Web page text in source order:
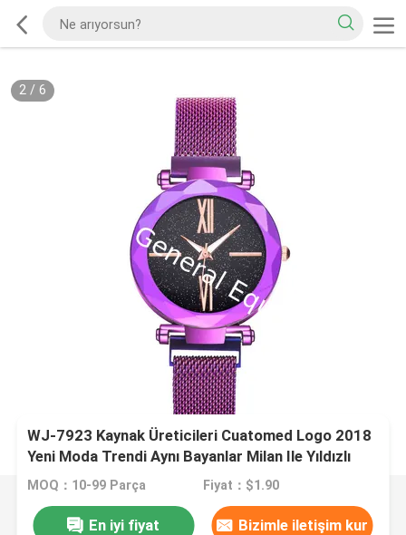
2/ 6
WJ-7923 Kaynak Üreticileri Cuatomed Logo 2018
Yeni Moda Trendi Aynı Bayanlar Milan Ile Yıldızlı
İzle Vibrato Kemer Kemer Izle
MOQ：10-99 Parça Fiyat：$1.90
En iyi fiyat Bizimle iletişim kur